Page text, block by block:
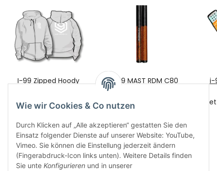
I-99 Zipped Hoody
99,00 €*
i-99 MAST RDM C80
339,00 €
i-
Wie wir Cookies & Co nutzen
Durch Klicken auf „Alle akzeptieren“ gestatten Sie den
Einsatz folgender Dienste auf unserer Website: YouTube,
Vimeo. Sie können die Einstellung jederzeit ändern
(Fingerabdruck-Icon links unten). Weitere Details finden
Sie unte Konfigurieren und in unserer